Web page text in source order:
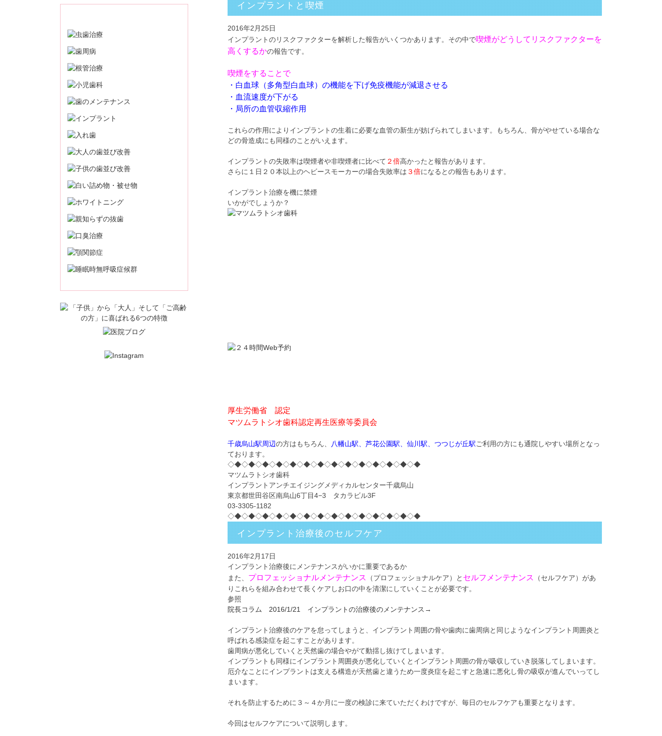
インプラントと喫煙
2016年2月25日
インプラントのリスクファクターを解析した報告がいくつかあります。その中で喫煙がどうしてリスクファクターを
高くするかの報告です。
喫煙をすることで
・白血球（多角型白血球）の機能を下げ免疫機能が減退させる
・血流速度が下がる
・局所の血管収縮作用
これらの作用によりインプラントの生着に必要な血管の新生が妨げられてしまいます。もちろん、骨がやせている場合な
どの骨造成にも同様のことがいえます。
インプラントの失敗率は喫煙者や非喫煙者に比べて ２倍高かったと報告があります。
さらに１日２０本以上のヘビースモーカーの場合失敗率は ３倍になるとの報告もあります。
インプラント治療を機に禁煙
いかがでしょうか？
厚生労働省 認定
マツムラトシオ歯科認定再生医療等委員会
千歳烏山駅周辺の方はもちろん、 八幡山駅、芦花公園駅、仙川駅、つつじが丘駅ご利用の方にも通院しやすい場所となっ
ております。
◇◆◇◆◇◆◇◆◇◆◇◆◇◆◇◆◇◆◇◆◇◆◇◆◇◆◇◆
マツムラトシオ歯科
インプラントアンチエイジングメディカルセンター千歳烏山
東京都世田谷区南烏山6丁目4−3 タカラビル3F
03-3305-1182
◇◆◇◆◇◆◇◆◇◆◇◆◇◆◇◆◇◆◇◆◇◆◇◆◇◆◇◆
インプラント治療後のセルフケア
2016年2月17日
インプラント治療後にメンテナンスがいかに重要であるか
また、 プロフェッショナルメンテナンス （プロフェッショナルケア）と セルフメンテナンス
（セルフケア）があ
りこれらを組み合わせて長くケアしお口の中を清潔にしていくことが必要です。
参照
院長コラム 2016/1/21 インプラントの治療後のメンテナンス→
インプラント治療後のケアを怠ってしまうと、インプラント周囲の骨や歯肉に歯周病と同じようなインプラント周囲炎と
呼ばれる感染症を起こすことがあります。
歯周病が悪化していくと天然歯の場合やがて動揺し抜けてしまいます。
インプラントも同様にインプラント周囲炎が悪化していくとインプラント周囲の骨が吸収していき脱落してしまいます。
厄介なことにインプラントは支える構造が天然歯と違うため一度炎症を起こすと急速に悪化し骨の吸収が進んでいってし
まいます。
それを防止するために３～４か月に一度の検診に来ていただくわけですが、毎日のセルフケアも重要となります。
今回はセルフケアについて説明します。